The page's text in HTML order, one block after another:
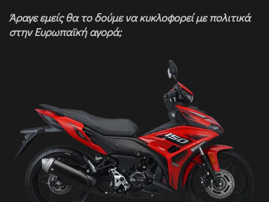
Άραγε εμείς θα το δούμε να κυκλοφορεί με πολιτικά
στην Ευρωπαϊκή αγορά;